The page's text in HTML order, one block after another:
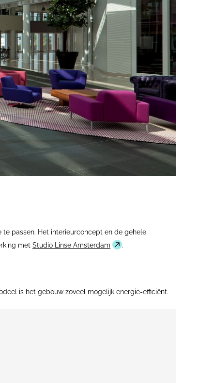
passen. Het interieurconcept en de gehele
met Studio Linse Amsterdam .
is het gebouw zoveel mogelijk energie-efficiënt.